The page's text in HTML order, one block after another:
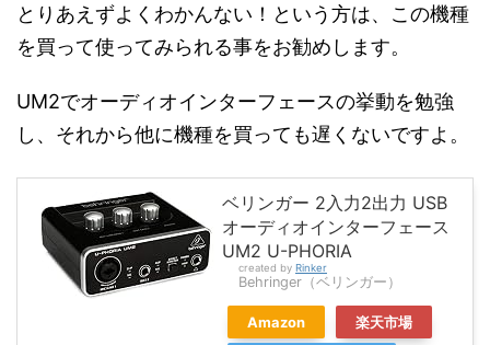
とりあえずよくわかんない！という方は、この機種
を買って使ってみられる事をお勧めします。
UM2でオーディオインターフェースの挙動を勉強
し、それから他に機種を買っても遅くないですよ。
ベリンガー 2入力2出力 USB
オーディオインターフェース
UM2 U-PHORIA
created by Rinker
Behringer（ベリンガー）
Amazon 楽天市場